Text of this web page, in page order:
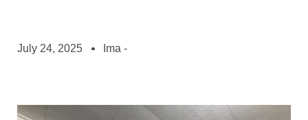
July 24, 2025 Ima -